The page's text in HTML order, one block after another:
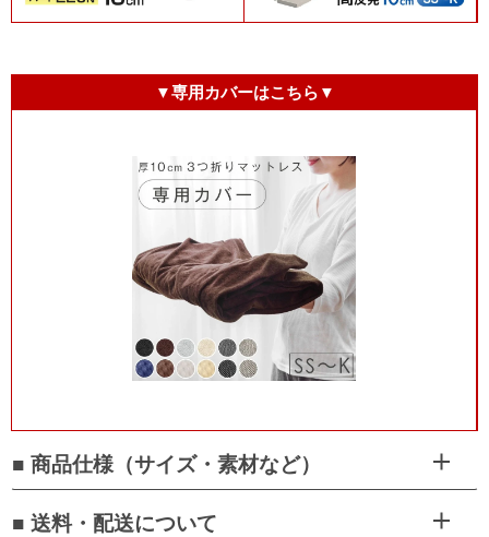
▼専用カバーはこちら▼
■ 商品仕様（サイズ・素材など）
■ 送料・配送について